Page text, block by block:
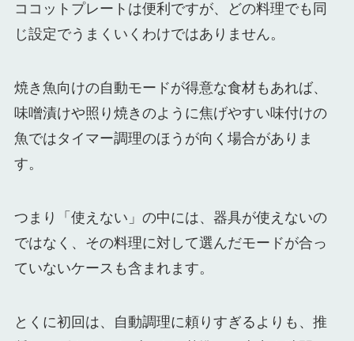
ココットプレートは便利ですが、どの料理でも同
じ設定でうまくいくわけではありません。
焼き魚向けの自動モードが得意な食材もあれば、
味噌漬けや照り焼きのように焦げやすい味付けの
魚ではタイマー調理のほうが向く場合がありま
す。
つまり「使えない」の中には、器具が使えないの
ではなく、その料理に対して選んだモードが合っ
ていないケースも含まれます。
とくに初回は、自動調理に頼りすぎるよりも、推